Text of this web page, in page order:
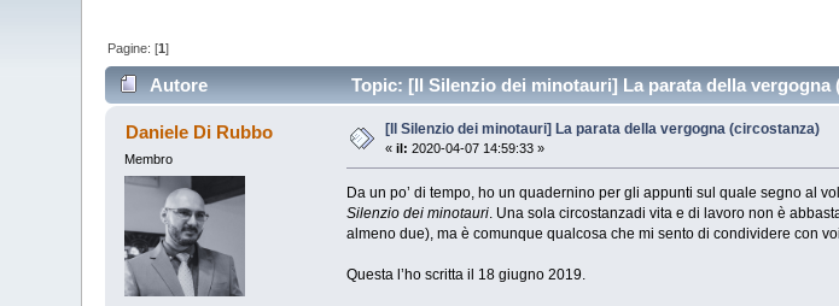
Pagine: [1]
Autore Topic: [Il Silenzio dei minotauri] La parata della
Daniele Di Rubbo
Membro
[Il Silenzio dei minotauri] La parata della vergogna (circostanza)
«il: 2020-04-07 14:59:33 »
Da un po’ di tempo, ho un quadernino per gli appunti sul quale segno al
Silenzio dei minotauri. Una sola circostanzadi vita e di lavoro non è
almeno due), ma è comunque qualcosa che mi sento di condividere con
Questa l’ho scritta il 18 giugno 2019.